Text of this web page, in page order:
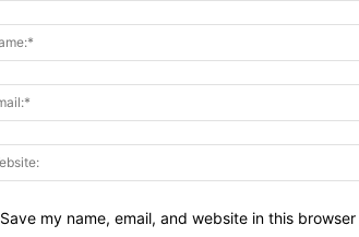
Save my name, email, and website in this